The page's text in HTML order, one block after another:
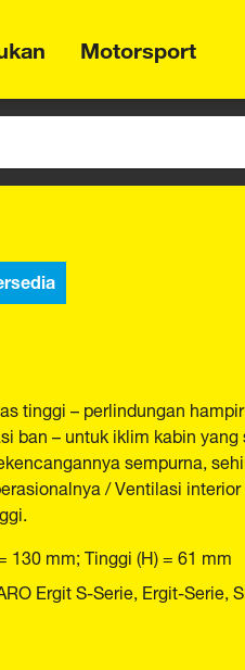
Motorsport
tinggi – perlindungan
ban – untuk iklim kabin
sempurna,
/ Ventilasi
130 mm; Tinggi (H) = 61 mm
Ergit S-Serie, Ergit-Serie,